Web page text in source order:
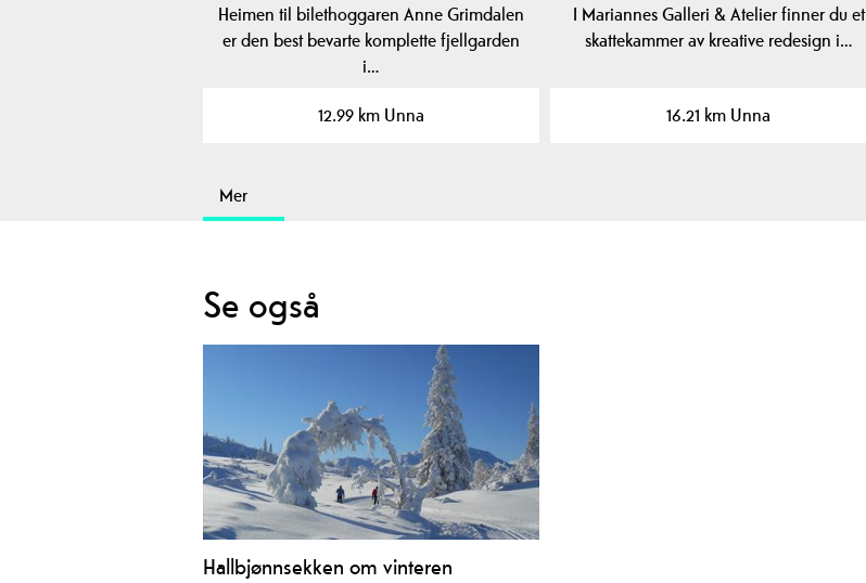
Heimen til bilethoggaren Anne Grimdalen
er den best bevarte komplette fjellgarden
i…
12.99 km Unna
I Mariannes Galleri & Atelier finner du et
skattekammer av kreative redesign i…
16.21 km Unna
Mer
Se også
Hallbjønnsekken om vinteren